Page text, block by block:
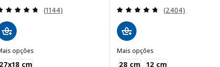
Avaliação: 4.7 fora de 5 estrelas. Total de
(1144)
opções
cm
Avaliação: 4.7
(2404)
Mais opções
BLANDA BLANK
28 cm 12 cm